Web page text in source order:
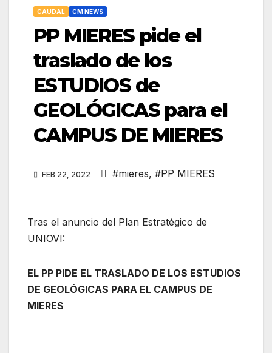
CAUDAL CM NEWS
PP MIERES pide el
traslado de los
ESTUDIOS de
GEOLÓGICAS para el
CAMPUS DE MIERES
FEB 22, 2022 #mieres, #PP MIERES
Tras el anuncio del Plan Estratégico de
UNIOVI:
EL PP PIDE EL TRASLADO DE LOS ESTUDIOS
DE GEOLÓGICAS PARA EL CAMPUS DE
MIERES